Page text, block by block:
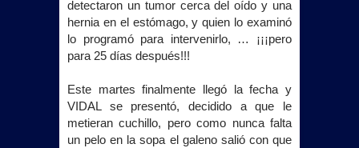
detectaron un tumor cerca del oído y una
hernia en el estómago, y quien lo examinó
lo programó para intervenirlo, … ¡¡¡pero
para 25 días después!!!
Este martes finalmente llegó la fecha y
VIDAL se presentó, decidido a que le
metieran cuchillo, pero como nunca falta
un pelo en la sopa el galeno salió con que